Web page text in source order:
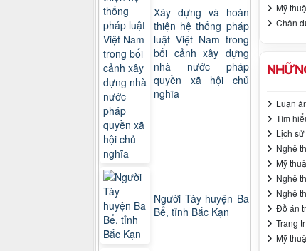
Mỹ
Chân
Luận
Tìm
Lịch
Nghệ
Mỹ
Nghệ
Nghệ
Đồ án
Trang
Mỹ
Xây dựng và hoàn
thiện hệ thống pháp
luật Việt Nam trong
bối cảnh xây dựng
nhà nước pháp
quyền xã hội chủ
nghĩa
Người Tày huyện Ba
Bể, tỉnh Bắc Kạn